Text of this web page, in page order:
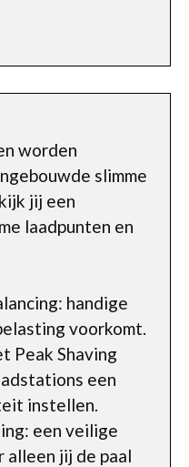
worden
slimme
jij een
laadpunten en
handige
voorkomt.
Peak Shaving
een
instellen.
een veilige
jij de paal